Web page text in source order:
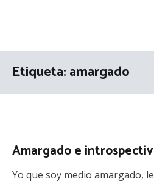
Etiqueta:amargado
Amargado e
Yo que soy medio amargado,